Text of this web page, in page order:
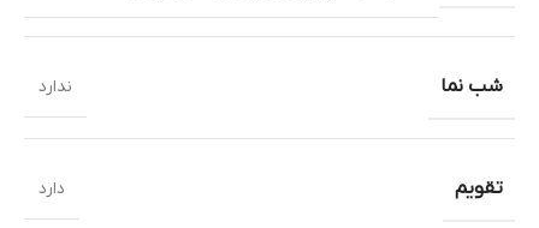
شب نما ندارد
تقویم دارد